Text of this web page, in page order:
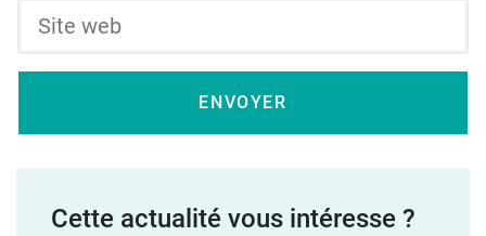
Cette actualité vous intéresse ?